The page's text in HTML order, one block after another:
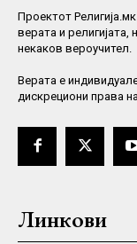
Проектот
верата и религијата,
некаков вероучител.
Верaта е
дискрециони права
Линкови